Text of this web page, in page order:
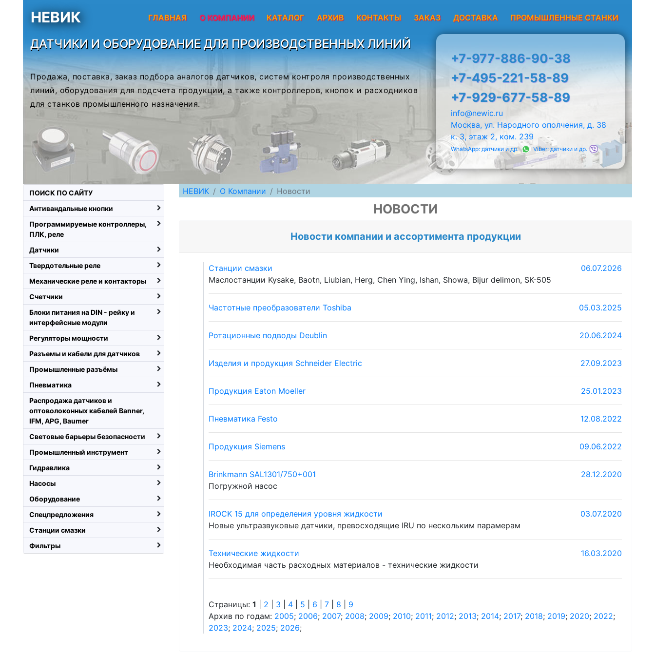
НЕВИК ГЛАВНАЯ О КОМПАНИИ КАТАЛОГ АРХИВ КОНТАКТЫ ЗАКАЗ ДОСТАВКА ПРОМЫШЛЕННЫЕ СТАНКИ
ДАТЧИКИ И ОБОРУДОВАНИЕ ДЛЯ ПРОИЗВОДСТВЕННЫХ ЛИНИЙ
Продажа, поставка, заказ подбора аналогов датчиков, систем контроля производственных
линий, оборудования для подсчета продукции, а также контроллеров, кнопок и расходников
для станков промышленного назначения.
+7-977-886-90-38
+7-495-221-58-89
+7-929-677-58-89
info@newic.ru
Москва, ул. Народного ополчения, д. 38
к. 3, этаж 2, ком. 239
WhatsApp: датчики и др. Viber: датчики и др.
НЕВИК О Компании Новости
НОВОСТИ
Новости компании и ассортимента продукции
06.07.2026
Станции смазки
Маслостанции Kysake, Baotn, Liubian, Herg, Chen Ying, Ishan, Showa, Bijur delimon, SK-505
05.03.2025
Частотные преобразователи Toshiba
20.06.2024
Ротационные подводы Deublin
27.09.2023
Изделия и продукция Schneider Electric
25.01.2023
Продукция Eaton Moeller
12.08.2022
Пневматика Festo
09.06.2022
Продукция Siemens
28.12.2020
Brinkmann SAL1301/750+001
Погружной насос
03.07.2020
IROCK 15 для определения уровня жидкости
Новые ультразвуковые датчики, превосходящие IRU по нескольким парамерам
16.03.2020
Технические жидкости
Необходимая часть расходных материалов - технические жидкости
Страницы: 1 2 3 4 5 6 7 8
9
Архив по годам: 2005; 2006; 2007; 2008; 2009; 2010; 2011; 2012; 2013; 2014; 2017; 2018; 2019; 2020; 2022;
2023; 2024; 2025; 2026;
ПОИСК ПО САЙТУ
Антивандальные кнопки
Программируемые контроллеры,
ПЛК, реле
Датчики
Твердотельные реле
Механические реле и контакторы
Счетчики
Блоки питания на DIN - рейку и
интерфейсные модули
Регуляторы мощности
Разъемы и кабели для датчиков
Промышленные разъёмы
Пневматика
Распродажа датчиков и
оптоволоконных кабелей Banner,
IFM, APG, Baumer
Световые барьеры безопасности
Промышленный инструмент
Гидравлика
Насосы
Оборудование
Спецпредложения
Станции смазки
Фильтры